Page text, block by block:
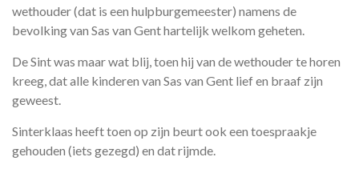
wethouder (dat is een hulpburgemeester) namens de
bevolking van Sas van Gent hartelijk welkom geheten.
De Sint was maar wat blij, toen hij van de wethouder te horen
kreeg, dat alle kinderen van Sas van Gent lief en braaf zijn
geweest.
Sinterklaas heeft toen op zijn beurt ook een toespraakje
gehouden (iets gezegd) en dat rijmde.